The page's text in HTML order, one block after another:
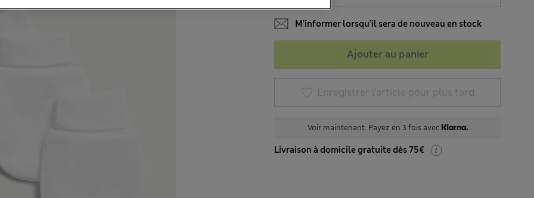
M’informer lorsqu’il sera de nouveau en stock
Ajouter au panier
Enregistrer l’article pour plus tard
Voir maintenant. Payez en 3 fois avec
Livraison à domicile gratuite dès 75€